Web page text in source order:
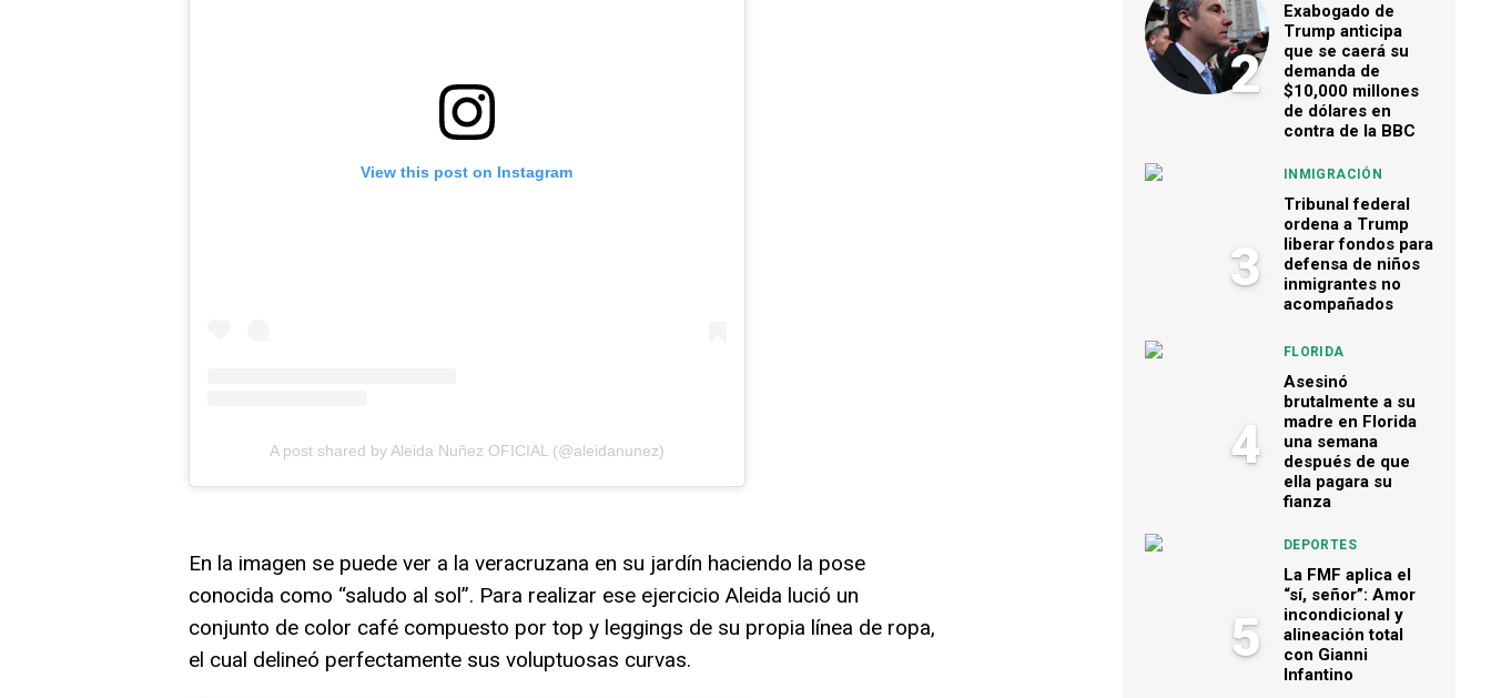
View this post on Instagram
A post shared by Aleida Nuñez OFICIAL (@aleidanunez)
En la imagen se puede ver a la veracruzana en su jardín haciendo la pose
conocida como “saludo al sol”. Para realizar ese ejercicio Aleida lució un
conjunto de color café compuesto por top y leggings de su propia línea de ropa,
el cual delineó perfectamente sus voluptuosas curvas.
2
Exabogado de
Trump anticipa
que se caerá su
demanda de
$10,000 millones
de dólares en
contra de la BBC
3
INMIGRACIÓN
Tribunal federal
ordena a Trump
liberar fondos para
defensa de niños
inmigrantes no
acompañados
4
FLORIDA
Asesinó
brutalmente a su
madre en Florida
una semana
después de que
ella pagara su
fianza
5
DEPORTES
La FMF aplica el
“sí, señor”: Amor
incondicional y
alineación total
con Gianni
Infantino